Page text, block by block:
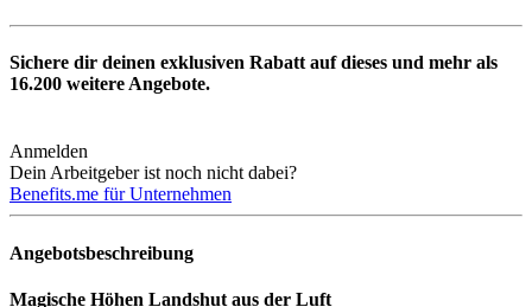
Sichere dir deinen exklusiven Rabatt auf dieses und mehr als
16.200 weitere Angebote.
Anmelden
Dein Arbeitgeber ist noch nicht dabei?
Benefits.me für Unternehmen
Angebotsbeschreibung
Magische Höhen Landshut aus der Luft